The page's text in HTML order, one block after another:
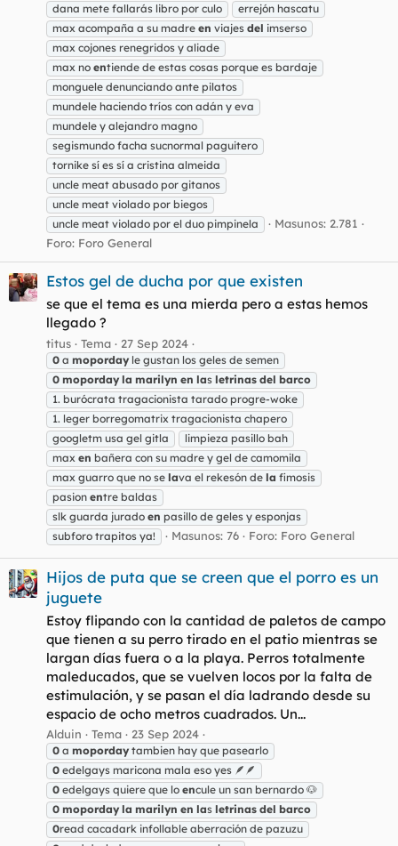
dana mete fallarás libro por culo
errejón hascatu
max acompaña a su madre en viajes del imserso
max cojones renegridos y aliade
max no entiende de estas cosas porque es bardaje
monguele denunciando ante pilatos
mundele haciendo tríos con adán y eva
mundele y alejandro magno
segismundo facha sucnormal paguitero
tornike sí es sí a cristina almeida
uncle meat abusado por gitanos
uncle meat violado por biegos
uncle meat violado por el duo pimpinela
Masunos: 2.781
Foro: Foro General
Estos gel de ducha por que existen
se que el tema es una mierda pero a estas hemos
llegado ?
titus Tema 27 Sep 2024
0 a moporday le gustan los geles de semen
0 moporday la marilyn en las letrinas del barco
1. burócrata tragacionista tarado progre-woke
1. leger borregomatrix tragacionista chapero
googletm usa gel gitla
limpieza pasillo bah
max en bañera con su madre y gel de camomila
max guarro que no se lava el rekesón de la fimosis
pasion entre baldas
slk guarda jurado en pasillo de geles y esponjas
subforo trapitos ya!
Masunos: 76 Foro: Foro General
Hijos de puta que se creen que el porro es un
juguete
Estoy flipando con la cantidad de paletos de campo
que tienen a su perro tirado en el patio mientras se
largan días fuera o a la playa. Perros totalmente
maleducados, que se vuelven locos por la falta de
estimulación, y se pasan el día ladrando desde su
espacio de ocho metros cuadrados. Un...
Alduin Tema 23 Sep 2024
0 a moporday tambien hay que pasearlo
0 edelgays maricona mala eso yes 🪶🪶
0 edelgays quiere que lo encule un san bernardo 🐶
0 moporday la marilyn en las letrinas del barco
0read cacadark infollable aberración de pazuzu